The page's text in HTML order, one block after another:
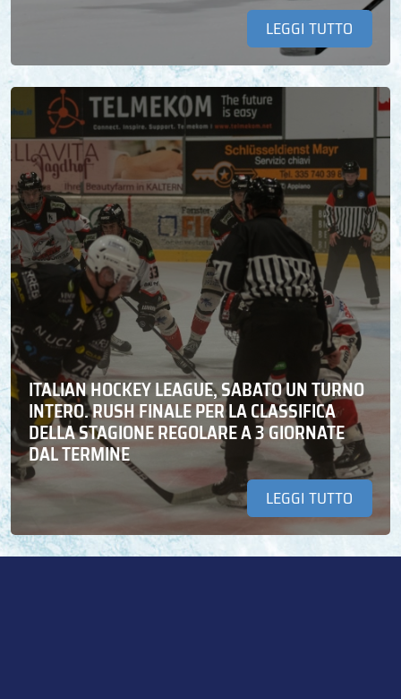
LEGGI TUTTO
ITALIAN HOCKEY LEAGUE, SABATO UN TURNO
INTERO. RUSH FINALE PER LA CLASSIFICA
DELLA STAGIONE REGOLARE A 3 GIORNATE
DAL TERMINE
LEGGI TUTTO